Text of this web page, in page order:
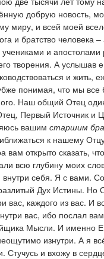
добрую новость,
миру, и всей моей
и братство человека
и
творения. А услышав
и жить,
понимая, что мы все
Наш общий Отец
Первый Источник и
вашим старшим
к нашему
вам открыто сказать,
всю глубину моих
себя. Я с вами.
Дух Истины. Но
вас, каждого из вас. И
вас, ибо послал
Мысли. И именно
изнутри. А я
Стучусь и вхожу в